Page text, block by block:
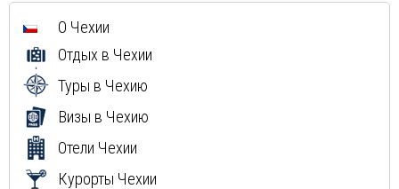
Мексика
Куба
Доминиканская Республика
Маврикий
О Чехии
Отдых в Чехии
Туры в Чехию
Визы в Чехию
Отели Чехии
Курорты Чехии